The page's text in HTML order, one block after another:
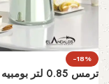
-18%
ترمس 0.85 لتر بومبيه شفاف